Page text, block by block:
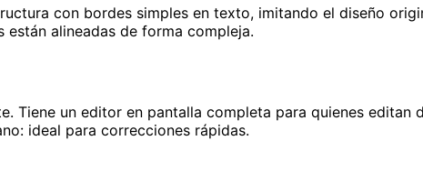
con bordes simples en texto, imitando el diseño
alineadas de forma compleja.
un editor en pantalla completa para quienes editan
ideal para correcciones rápidas.